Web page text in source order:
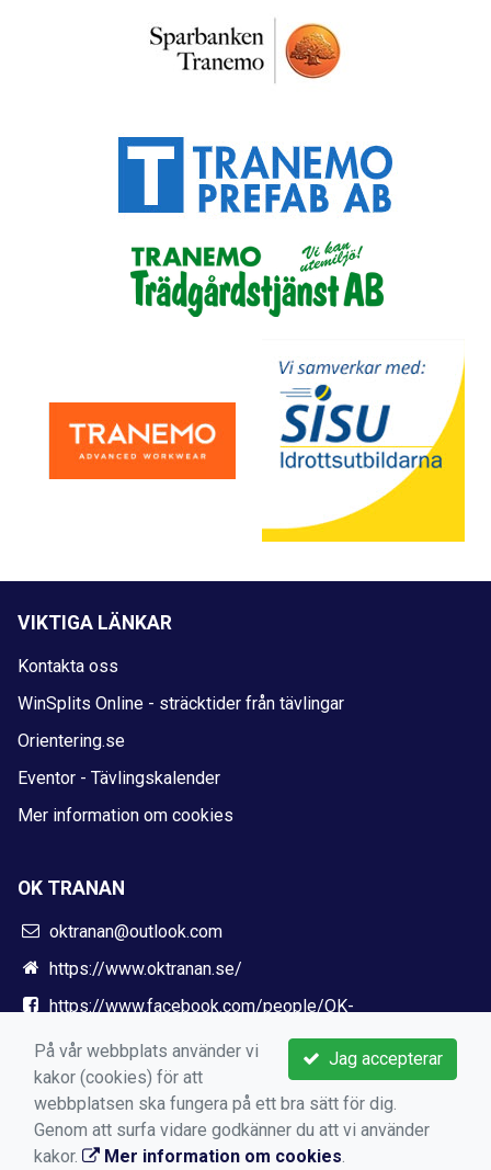
VIKTIGA LÄNKAR
Kontakta oss
WinSplits Online - sträcktider från tävlingar
Orientering.se
Eventor - Tävlingskalender
Mer information om cookies
OK TRANAN
oktranan@outlook.com
https://www.oktranan.se/
https://www.facebook.com/people/OK-
Jag accepterar
På vår webbplats använder vi
kakor (cookies) för att
webbplatsen ska fungera på ett bra sätt för dig.
Genom att surfa vidare godkänner du att vi använder
kakor.
Mer information om cookies.